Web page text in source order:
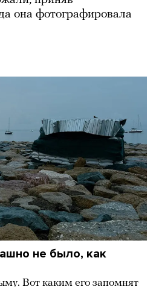
она фотографировала
не было, как
Вот каким его запомнят